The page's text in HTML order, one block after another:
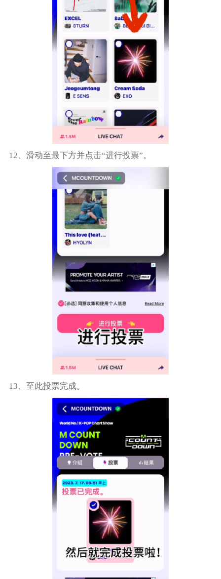
12、滑动至最下方并点击“进行投票”。
13、至此投票完成。